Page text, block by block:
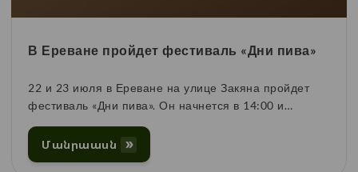
В Ереване пройдет фестиваль «Дни пива»
22 и 23 июля в Ереване на улице Закяна пройдет
фестиваль «Дни пива». Он начнется в 14:00 и
закончится в 22:30.
Մանրաասն